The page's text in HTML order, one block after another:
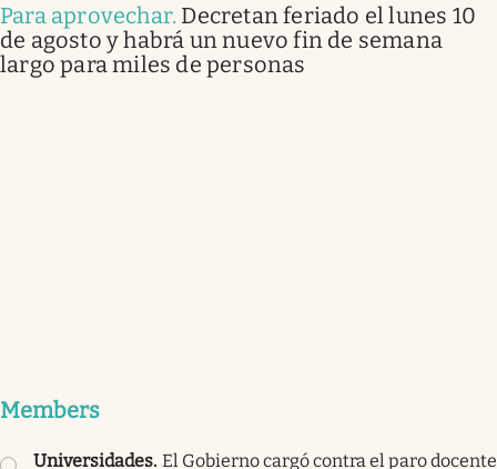
Para aprovechar. Decretan feriado el lunes 10
de agosto y habrá un nuevo fin de semana
largo para miles de personas
Members
Universidades. El Gobierno cargó contra el paro docente